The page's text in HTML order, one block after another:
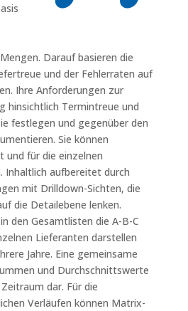
Darauf basieren die
und der Fehlerraten auf
Ihre Anforderungen zur
hinsichtlich Termintreue und
festlegen und gegenüber den
Sie können
und für die einzelnen
Inhaltlich aufbereitet durch
mit Drilldown-Sichten, die
die Detailebene lenken.
den Gesamtlisten die A-B-C
Lieferanten darstellen
Jahre. Eine gemeinsame
und Durchschnittswerte
dar. Für die
Verläufen können Matrix-